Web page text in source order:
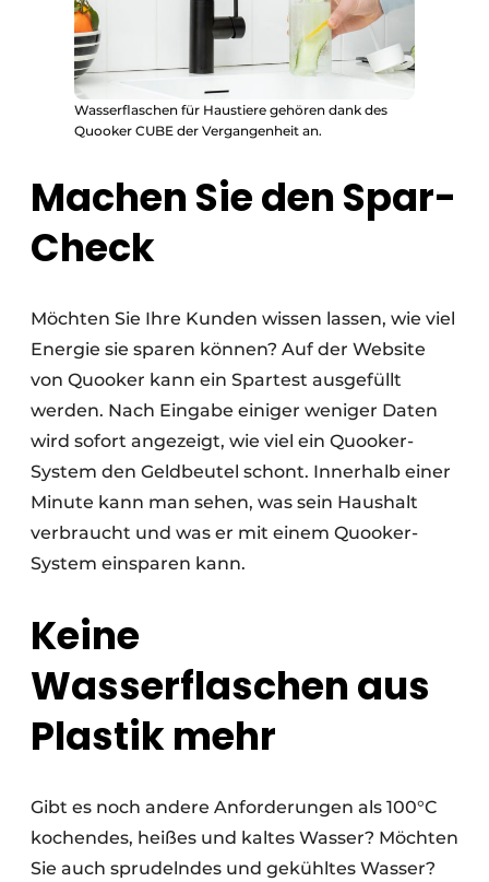
Wasserflaschen für Haustiere gehören dank des
Quooker CUBE der Vergangenheit an.
Machen Sie den Spar-
Check
Möchten Sie Ihre Kunden wissen lassen, wie viel
Energie sie sparen können? Auf der Website
von Quooker kann ein Spartest ausgefüllt
werden. Nach Eingabe einiger weniger Daten
wird sofort angezeigt, wie viel ein Quooker-
System den Geldbeutel schont. Innerhalb einer
Minute kann man sehen, was sein Haushalt
verbraucht und was er mit einem Quooker-
System einsparen kann.
Keine
Wasserflaschen aus
Plastik mehr
Gibt es noch andere Anforderungen als 100°C
kochendes, heißes und kaltes Wasser? Möchten
Sie auch sprudelndes und gekühltes Wasser?